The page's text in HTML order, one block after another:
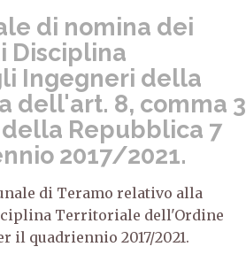
di nomina dei
Disciplina
Ingegneri della
dell'art. 8, comma 3
Repubblica 7
2017/2021.
di Teramo relativo alla
Territoriale dell'Ordine
il quadriennio 2017/2021.